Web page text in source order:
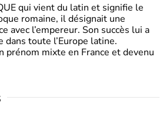
qui vient du latin et signifie le
romaine, il désignait une
avec l’empereur. Son succès lui a
dans toute l’Europe latine.
prénom mixte en France et devenu